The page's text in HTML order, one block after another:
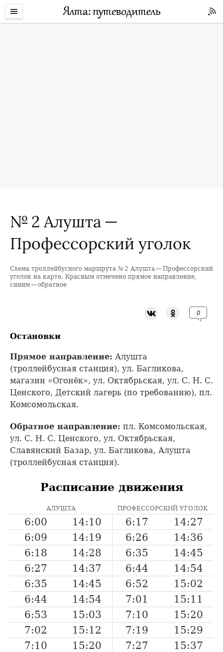
№ 2 Алушта —
Профессорский уголок
+
Схема троллейбусного маршрута № 2 Алушта — Профессорский
уголок на карте. Красным отмечено прямое направление,
синим — обратное
0
Остановки
Прямое направление: Алушта
(троллейбусная станция), ул. Багликова,
магазин «Огонёк», ул. Октябрьская, ул. С. Н. С.
Ценского, Детский лагерь (по требованию), пл.
Комсомольская.
Обратное направление: пл. Комсомольская,
ул. С. Н. С. Ценского, ул. Октябрьская,
Славянский Базар, ул. Багликова, Алушта
(троллейбусная станция).
Расписание движения
АЛУШТА ПРОФЕССОРСКИЙ УГОЛОК
6:00 14:10 6:17
14:27
6:09
14:19 6:26
14:36
6:18
14:28 6:35
14:45
6:27
14:37 6:44
14:54
6:35
14:45 6:52
15:02
6:44
14:54 7:01
15:11
6:53
15:03 7:10
15:20
7:02
15:12 7:19
15:29
7:10
15:20 7:27
15:37